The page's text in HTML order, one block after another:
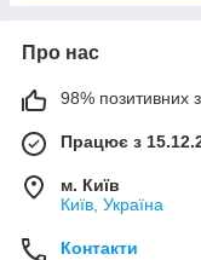
Про нас
98% позитивних з
Працює з
м. Київ
Київ, Україна
Контакти